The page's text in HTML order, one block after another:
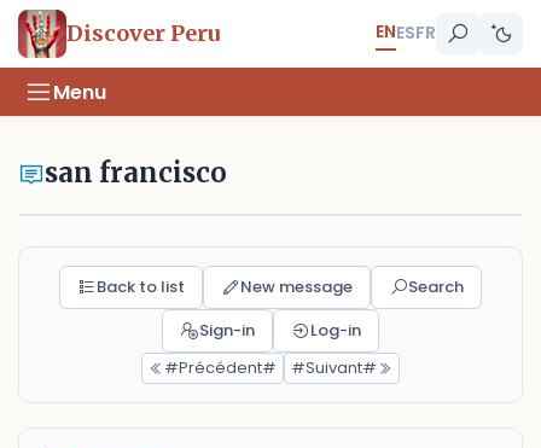
Discover Peru ENESFR
Menu
san francisco
Back to list New message
Search
Sign-in
Log-in
#Précédent#
#Suivant#